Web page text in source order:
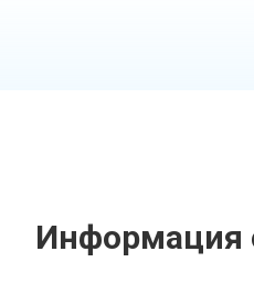
Информация